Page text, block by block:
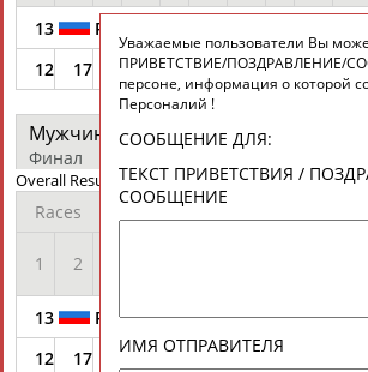
13
RUS SOZYKIN Pavel /GRIBANOV
12
17 7 25 5 21 18 3 16
Мужчины - класс - "470"
Финал
Overall Results
Races
1 2
13 RUSSOZYKIN Pavel/GRIBANOV
12
17 7 25 5 21 18
Уважаемые пользователи Вы
ПРИВЕТСТВИЕ/ПОЗДРАВЛЕНИЕ/
персоне, информация о которой
Персоналий !
СООБЩЕНИЕ ДЛЯ:
ТЕКСТ ПРИВЕТСТВИЯ /
СООБЩЕНИЕ
ИМЯ ОТПРАВИТЕЛЯ